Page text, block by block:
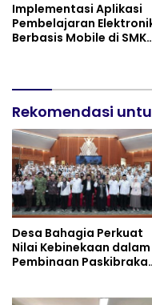
Implementasi Aplikasi
Pembelajaran
Berbasis Mobile di SMK
Rekomendasi
Desa Bahagia Perkuat
Nilai Kebinekaan dalam
Pembinaan Paskibraka